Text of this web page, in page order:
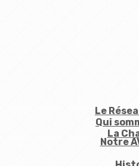
Le
Qui
La
Notre